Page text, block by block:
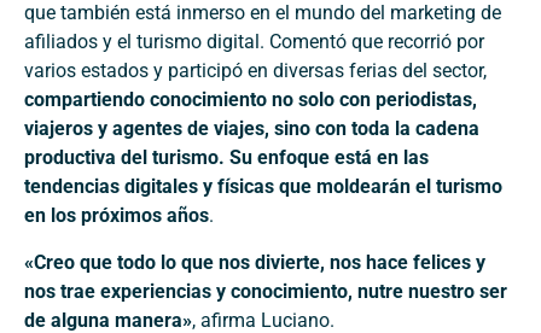
que también está inmerso en el mundo del marketing de
afiliados y el turismo digital. Comentó que recorrió por
varios estados y participó en diversas ferias del sector,
compartiendo conocimiento no solo con periodistas,
viajeros y agentes de viajes, sino con toda la cadena
productiva del turismo. Su enfoque está en las
tendencias digitales y físicas que moldearán el turismo
en los próximos años.
«Creo que todo lo que nos divierte, nos hace felices y
nos trae experiencias y conocimiento, nutre nuestro ser
de alguna manera», afirma Luciano.